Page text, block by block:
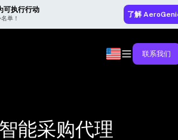
可执行行动
单！ 了解
联系我们
能采购代理